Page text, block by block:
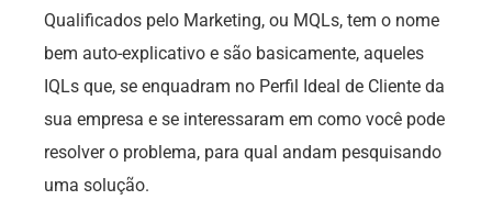
Qualificados pelo Marketing, ou MQLs, tem o nome
bem auto-explicativo e são basicamente, aqueles
IQLs que, se enquadram no Perfil Ideal de Cliente da
sua empresa e se interessaram em como você pode
resolver o problema, para qual andam pesquisando
uma solução.